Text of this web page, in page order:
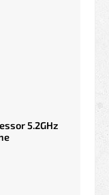
5.2GHz